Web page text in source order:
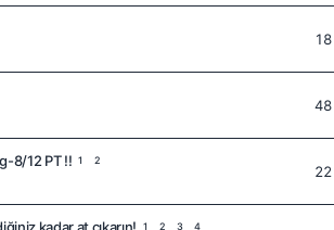
18
48
8/12 PT !! 1 2
22
1 2 3 4